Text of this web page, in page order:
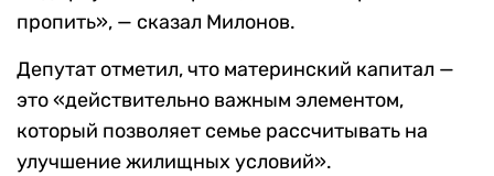
пропить», — сказал Милонов.
Депутат отметил, что материнский капитал —
это «действительно важным элементом,
который позволяет семье рассчитывать на
улучшение жилищных условий».